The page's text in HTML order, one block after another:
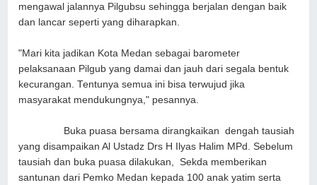
mengawal jalannya Pilgubsu sehingga berjalan dengan baik
dan lancar seperti yang diharapkan.
"Mari kita jadikan Kota Medan sebagai barometer
pelaksanaan Pilgub yang damai dan jauh dari segala bentuk
kecurangan. Tentunya semua ini bisa terwujud jika
masyarakat mendukungnya," pesannya.
Buka puasa bersama dirangkaikan dengah tausiah
yang disampaikan Al Ustadz Drs H Ilyas Halim MPd. Sebelum
tausiah dan buka puasa dilakukan, Sekda memberikan
santunan dari Pemko Medan kepada 100 anak yatim serta